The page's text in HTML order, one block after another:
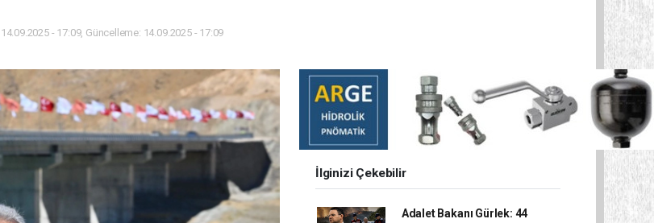
14.09.2025 - 17:09, Güncelleme: 14.09.2025 - 17:09
İlginizi Çekebilir
Adalet Bakanı Gürlek: 44